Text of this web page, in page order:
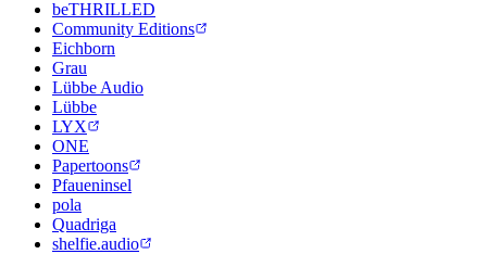
beTHRILLED
Community Editions
Eichborn
Grau
Lübbe Audio
Lübbe
LYX
ONE
Papertoons
Pfaueninsel
pola
Quadriga
shelfie.audio